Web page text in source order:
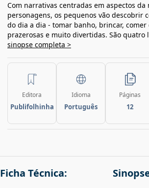
Com narrativas centradas em aspectos da
personagens, os pequenos vão descobrir
do dia a dia - tomar banho, brincar,
prazerosas e muito divertidas. São quatro
sinopse completa >
Editora
Publifolhinha
Idioma
Português
Páginas
12
Ficha Técnica: